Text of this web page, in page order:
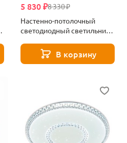
8 330 ₽
5 830 ₽
Настенно-потолочный
светодиодный светильник
Acrylica FA7707В корзину